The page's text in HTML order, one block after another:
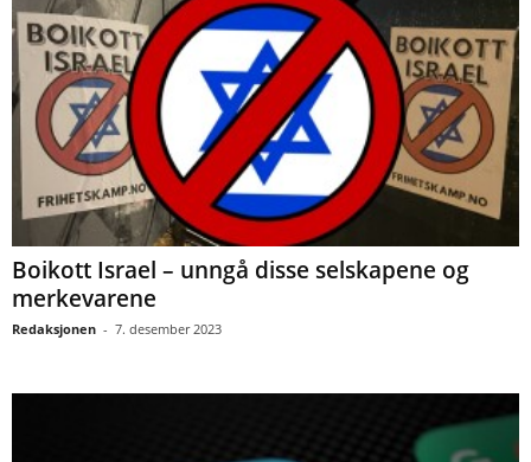
Boikott Israel – unngå disse selskapene og
merkevarene
Redaksjonen - 7. desember 2023